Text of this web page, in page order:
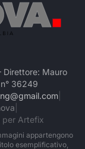
Direttore: Mauro
36249
per Artefix
appartengono
esemplificativo,